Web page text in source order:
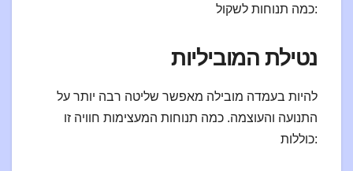
כמה תנוחות לשקול:
נטילת המוביליות
להיות בעמדה מובילה מאפשר שליטה רבה יותר על
התנועה והעוצמה. כמה תנוחות המעצימות חוויה זו
כוללות: